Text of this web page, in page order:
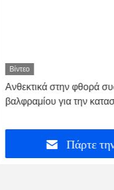
Βίντεο
Ανθεκτικά στην φθορά
βαλφραμίου για την
Πάρτε